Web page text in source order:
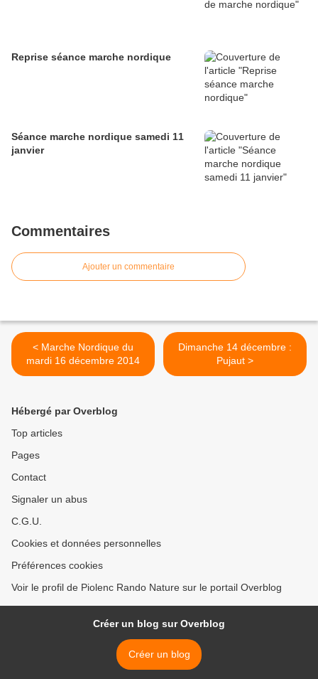
Reprise séance marche nordique
Séance marche nordique samedi 11
janvier
Commentaires
Ajouter un commentaire
< Marche Nordique du
mardi 16 décembre 2014
Dimanche 14 décembre :
Pujaut >
Hébergé par Overblog
Top articles
Pages
Contact
Signaler un abus
C.G.U.
Cookies et données personnelles
Préférences cookies
Voir le profil de Piolenc Rando Nature sur le portail Overblog
Créer un blog sur Overblog
Créer un blog